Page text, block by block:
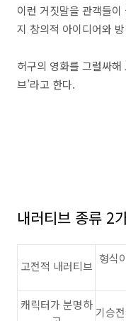
이런 거짓말을 관객들
지 창의적 아이디어와
허구의 영화를 그럴싸해
브’라고 한다.
내러티브 종류 2
고전적 내러티브
형식
캐릭터가 분명하
기승